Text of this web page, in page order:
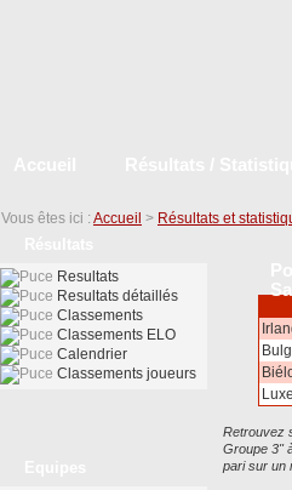
Vous êtes ici : Accueil > Résultats et
Retrouvez
Groupe 3"
pari sur un
Resultats
Resultats détaillés
Classements
Classements ELO
Calendrier
Classements joueurs